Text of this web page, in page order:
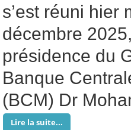
s’est réuni hier
décembre
présidence du
Banque
(BCM) Dr
Lire la suite...